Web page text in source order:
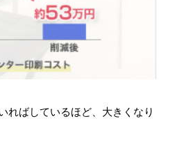
ればしているほど、大きくなり